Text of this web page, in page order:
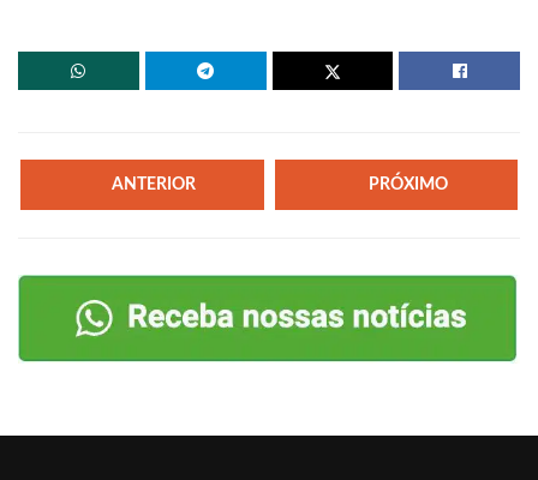
ANTERIOR PRÓXIMO